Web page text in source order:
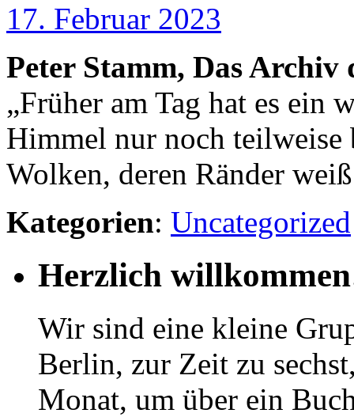
17. Februar 2023
Peter Stamm, Das Archiv
„Früher am Tag hat es ein
Himmel nur noch
Wolken, deren Ränder
Kategorien: Uncategorized
Herzlich
Wir sind eine kleine
Berlin, zur Zeit zu
Monat, um über ein